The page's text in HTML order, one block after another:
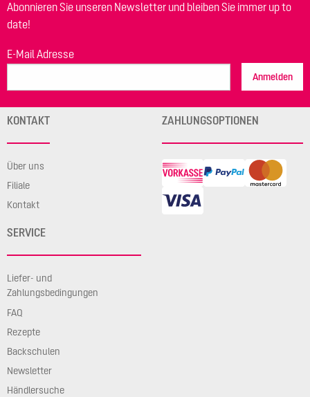
Abonnieren Sie unseren Newsletter und bleiben Sie immer up to
date!
E-Mail Adresse
Anmelden
KONTAKT
Über uns
Filiale
Kontakt
SERVICE
Liefer- und
Zahlungsbedingungen
FAQ
Rezepte
Backschulen
Newsletter
Händlersuche
ZAHLUNGSOPTIONEN